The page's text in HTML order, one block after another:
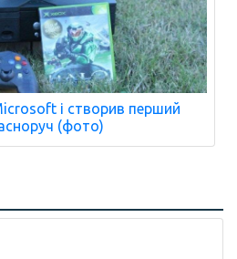
і створив перший
(фото)